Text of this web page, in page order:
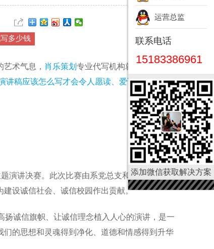
多少钱
术气息， 肖乐策划 专业代写机构就让您的诚信
讲稿应该怎么写才会令人愿读、爱读，不忍释手
演讲决赛。此次比赛由系党总支和系关工委共
设诚信社会、诚信校园作出贡献。
诚信旗帜、让诚信理念植入人心的演讲，是一
的思想和灵魂得到净化、道德和情感得到升华
运营总监
联系电话
15183386961
添加微信获取解决方案